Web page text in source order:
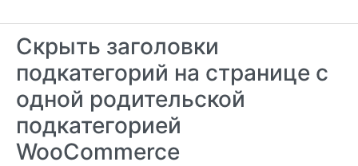
Скрыть заголовки
подкатегорий на странице с
одной родительской
подкатегорией
WooCommerce